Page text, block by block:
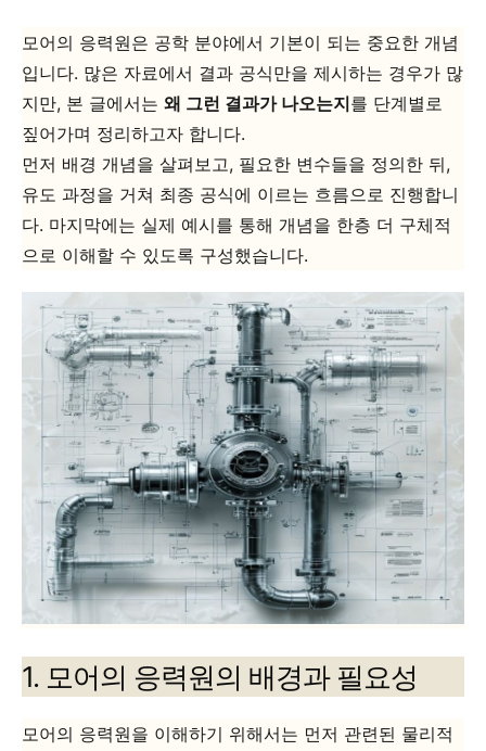
모어의 응력원은 공학 분야에서 기본이 되는 중요한 개념
입니다. 많은 자료에서 결과 공식만을 제시하는 경우가 많
지만, 본 글에서는 왜 그런 결과가 나오는지를 단계별로
짚어가며 정리하고자 합니다.
먼저 배경 개념을 살펴보고, 필요한 변수들을 정의한 뒤,
유도 과정을 거쳐 최종 공식에 이르는 흐름으로 진행합니
다. 마지막에는 실제 예시를 통해 개념을 한층 더 구체적
으로 이해할 수 있도록 구성했습니다.
1. 모어의 응력원의 배경과 필요성
모어의 응력원을 이해하기 위해서는 먼저 관련된 물리적